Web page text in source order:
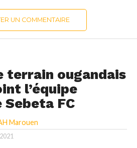
UN COMMENTAIRE
terrain ougandais
l’équipe
FC
Marouen